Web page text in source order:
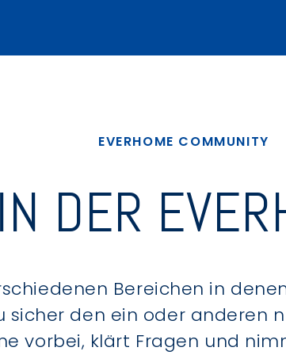
EVERHOME COMMUNITY
DER
Bereichen in
den ein oder anderen
vorbei, klärt Fragen und